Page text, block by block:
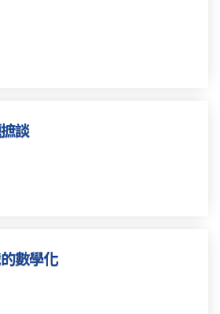
談
數學化